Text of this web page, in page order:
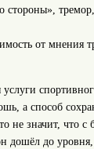
стороны»,
от мнения
а способ
не значит, что с
дошёл до уровня,